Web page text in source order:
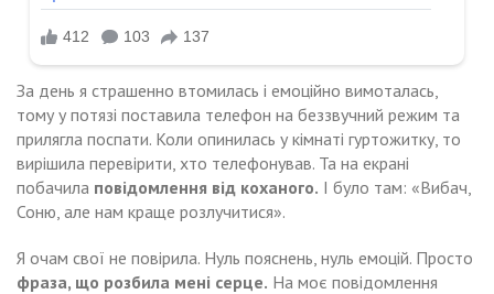
За день я страшенно втомилась і емоційно вимоталась,
тому у потязі поставила телефон на беззвучний режим та
прилягла поспати. Коли опинилась у кімнаті гуртожитку, то
вирішила перевірити, хто телефонував. Та на екрані
побачила повідомлення від коханого. І було там: «Вибач,
Соню, але нам краще розлучитися».
Я очам свої не повірила. Нуль пояснень, нуль емоцій. Просто
фраза, що розбила мені серце. На моє повідомлення